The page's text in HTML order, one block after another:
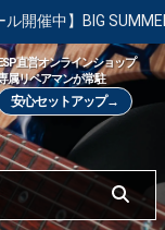
SUMMER SALE | 対
直営オンラインショップ
属リペアマンが常駐
安心セットアップ→